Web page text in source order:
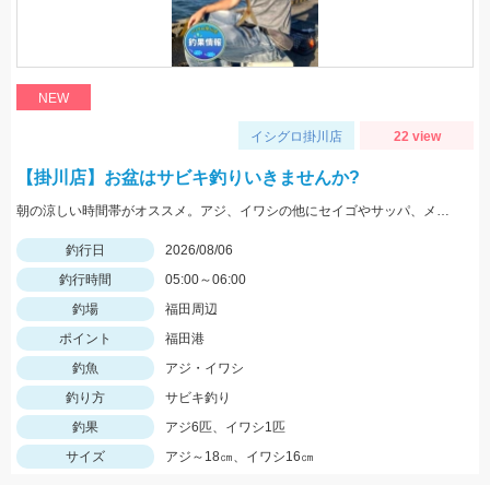
NEW
イシグロ掛川店 22 view
【掛川店】お盆はサビキ釣りいきませんか?
朝の涼しい時間帯がオススメ。アジ、イワシの他にセイゴやサッパ、メッキなども。仕掛けは『Tsulinoママカリ4号、ケイムラスキン4号』でOK。餌付け器で針にエサを付ければアタリはかなり増えますよ♪
釣行日
2026/08/06
釣行時間
05:00～06:00
釣場
福田周辺
ポイント
福田港
釣魚
アジ・イワシ
釣り方
サビキ釣り
釣果
アジ6匹、イワシ1匹
サイズ
アジ～18㎝、イワシ16㎝